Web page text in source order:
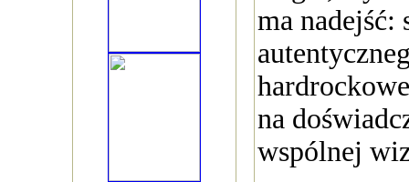
ma nadejść:
na
wspólnej